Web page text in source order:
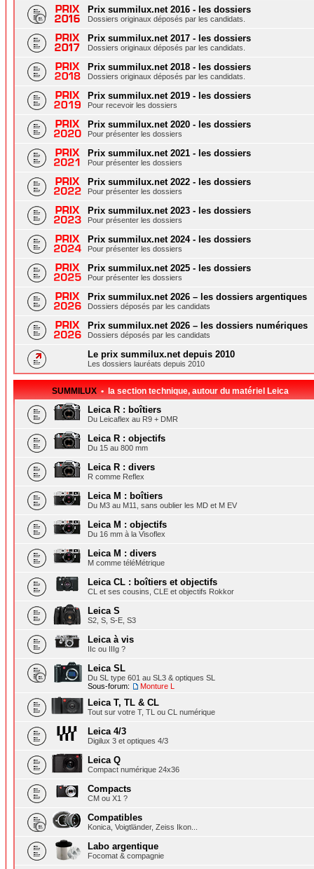
Prix summilux.net 2016 - les dossiers
Dossiers originaux déposés par les candidats.
Prix summilux.net 2017 - les dossiers
Dossiers originaux déposés par les candidats.
Prix summilux.net 2018 - les dossiers
Dossiers originaux déposés par les candidats.
Prix summilux.net 2019 - les dossiers
Pour recevoir les dossiers
Prix summilux.net 2020 - les dossiers
Pour présenter les dossiers
Prix summilux.net 2021 - les dossiers
Pour présenter les dossiers
Prix summilux.net 2022 - les dossiers
Pour présenter les dossiers
Prix summilux.net 2023 - les dossiers
Pour présenter les dossiers
Prix summilux.net 2024 - les dossiers
Pour présenter les dossiers
Prix summilux.net 2025 - les dossiers
Pour présenter les dossiers
Prix summilux.net 2026 – les dossiers argentiques
Dossiers déposés par les candidats
Prix summilux.net 2026 – les dossiers numériques
Dossiers déposés par les candidats
Le prix summilux.net depuis 2010
Les dossiers lauréats depuis 2010
SUMMILUX • la section technique, autour du matériel Leica
Leica R : boîtiers
Du Leicaflex au R9 + DMR
Leica R : objectifs
Du 15 au 800 mm
Leica R : divers
R comme Reflex
Leica M : boîtiers
Du M3 au M11, sans oublier les MD et M EV
Leica M : objectifs
Du 16 mm à la Visoflex
Leica M : divers
M comme téléMétrique
Leica CL : boîtiers et objectifs
CL et ses cousins, CLE et objectifs Rokkor
Leica S
S2, S, S-E, S3
Leica à vis
IIc ou IIIg ?
Leica SL
Du SL type 601 au SL3 & optiques SL
Sous-forum:
Monture L
Leica T, TL & CL
Tout sur votre T, TL ou CL numérique
Leica 4/3
Digilux 3 et optiques 4/3
Leica Q
Compact numérique 24x36
Compacts
CM ou X1 ?
Compatibles
Konica, Voigtländer, Zeiss Ikon...
Labo argentique
Focomat & compagnie